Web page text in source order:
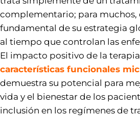
complementario; para muchos,
fundamental de su estrategia
al tiempo que controlan las
El impacto positivo de la
características funcionales
demuestra su potencial para
vida y el bienestar de los
inclusión en los regímenes de